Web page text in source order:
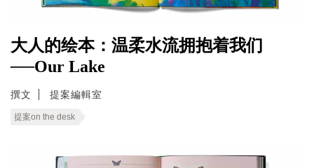
大人的绘本：温柔水流拥抱着我们
──Our Lake
撰文 提案編輯室
提案on the desk